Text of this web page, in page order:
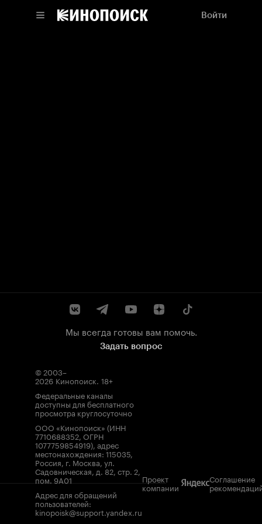
Войти
Мы всегда готовы вам помочь.
Задать вопрос
© 2003–
2026 Кинопоиск. 18+
Федеральные каналы
доступны для бесплатного
просмотра круглосуточно
ООО «Кинопоиск» (ИНН
7710688352, ОГРН
1077759854919), адрес
местонахождения: 115035,
Россия, г. Москва, ул.
Садовническая, д. 82, стр. 2,
пом. 9А01
Адрес для обращений
пользователей:
kinopoisk@support.yandex.ru
Проект
компании
Соглашение